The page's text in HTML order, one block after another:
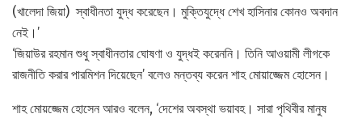
(খালেদা জিয়া) স্বাধীনতা যুদ্ধ করেছেন। মুক্তিযুদ্ধে শেখ হাসিনার কোনও অবদান
নেই।’
‘জিয়াউর রহমান শুধু স্বাধীনতার ঘোষণা ও যুদ্ধই করেননি। তিনি আওয়ামী লীগকে
রাজনীতি করার পারমিশন দিয়েছেন’ বলেও মন্তব্য করেন শাহ মোয়াজ্জেম হোসেন।
শাহ মোয়জ্জেম হোসেন আরও বলেন, ‘দেশের অবস্থা ভয়াবহ। সারা পৃথিবীর মানুষ